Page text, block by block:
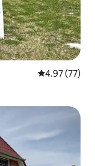
평점 4.97점(5
4.97 (77)